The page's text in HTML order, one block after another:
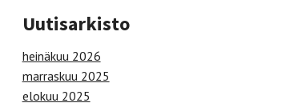
Uutisarkisto
heinäkuu 2026
marraskuu 2025
elokuu 2025